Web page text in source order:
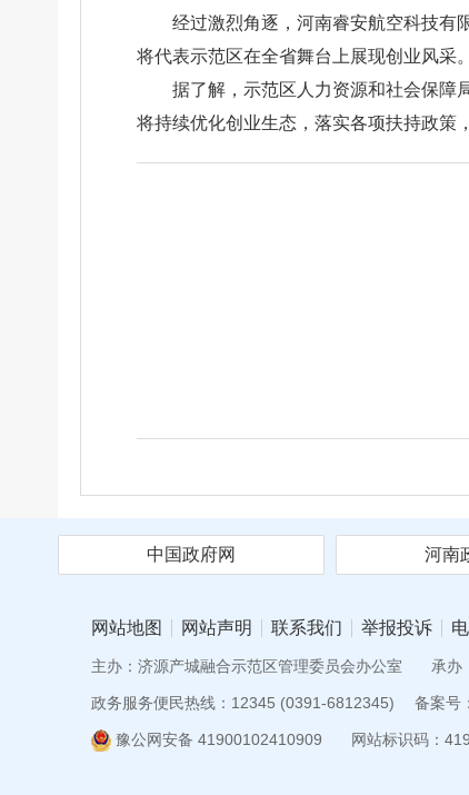
经过激烈角逐，河南睿安航空科技有
将代表示范区在全省舞台上展现创业风采。
据了解，示范区人力资源和社会保障
将持续优化创业生态，落实各项扶持政策
中国政府网 河南
网站地图 网站声明 联系我们 举报投诉
主办：济源产城融合示范区管理委员会办公室 承办
政务服务便民热线：12345 (0391-6812345) 备案号
豫公网安备 41900102410909 网站标识码：